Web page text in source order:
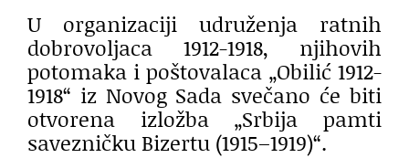
U organizaciji udruženja ratnih
dobrovoljaca 1912-1918, njihovih
potomaka i poštovalaca „Obilić 1912-
1918“ iz Novog Sada svečano će biti
otvorena izložba „Srbija pamti
savezničku Bizertu (1915–1919)“.